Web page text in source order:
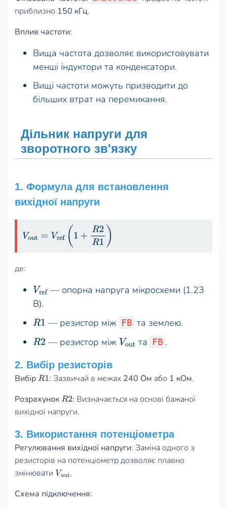
приблизно 150 кГц.
Вплив частоти:
Вища частота дозволяє використовувати
менші індуктори та конденсатори.
Вищі частоти можуть призводити до
більших втрат на перемикання.
Дільник напруги для
зворотного зв'язку
1. Формула для встановлення
вихідної напруги
Vout =V ref(1 + R 2R 1)
де:
Vref — опорна напруга мікросхеми (1.23
В).
R1 — резистор між FB та землею.
R2 — резистор між Vout та FB .
2. Вибір резисторів
ВибірR1: Зазвичай в межах 240 Ом або 1 кОм.
РозрахунокR2: Визначається на основі бажаної
вихідної напруги.
3. Використання потенціометра
Регулювання вихідної напруги: Заміна одного з
резисторів на потенціометр дозволяє плавно
змінювати Vout.
Схема підключення: